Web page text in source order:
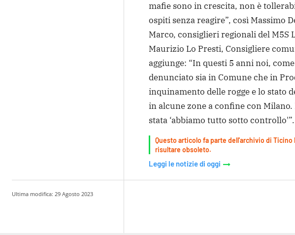
mafie sono in crescita, non è
ospiti senza reagire”, così Massimo
Marco, consiglieri regionali del M5S
Maurizio Lo Presti, Consigliere
aggiunge: “In questi 5 anni noi,
denunciato sia in Comune che in
inquinamento delle rogge e lo stato
in alcune zone a confine con Milano.
stata ‘abbiamo tutto sotto controllo'”.
Questo articolo fa parte dell'archivio di
risultare obsoleto.
Leggi le notizie di oggi
Ultima modifica: 29 Agosto 2023